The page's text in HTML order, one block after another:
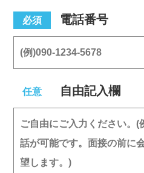
必須 電話番号
任意 自由記入欄